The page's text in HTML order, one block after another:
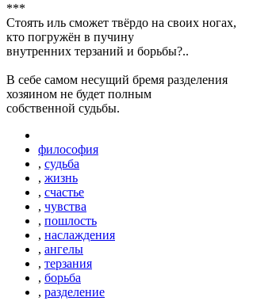
***
Стоять иль сможет твёрдо на своих ногах,
кто погружён в пучину
внутренних терзаний и борьбы?..
В себе самом несущий бремя разделения
хозяином не будет полным
собственной судьбы.
философия
, судьба
, жизнь
, счастье
, чувства
, пошлость
, наслаждения
, ангелы
, терзания
, борьба
, разделение